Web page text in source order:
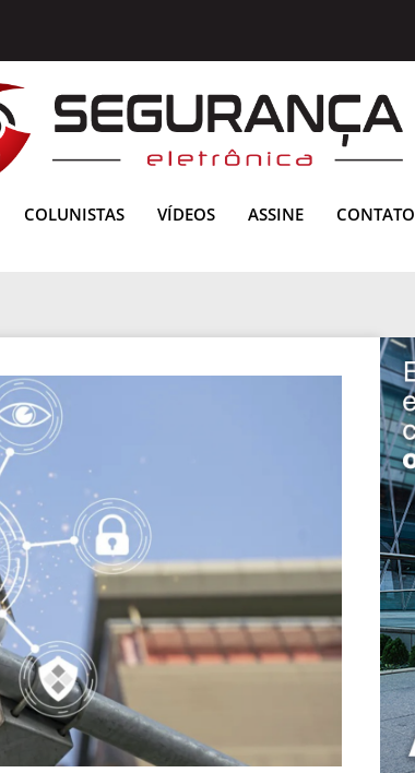
COLUNISTAS VÍDEOS ASSINE CONTATO